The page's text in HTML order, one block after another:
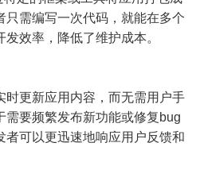
只需编写一次代码，就能在多个
效率，降低了维护成本。
时更新应用内容，而无需用户手
需要频繁发布新功能或修复bug
者可以更迅速地响应用户反馈和